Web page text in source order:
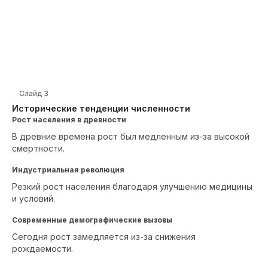
Исторические тенденции численности
Слайд 3
Рост населения в древности
В древние времена рост был медленным из-за высокой
смертности.
Индустриальная революция
Резкий рост населения благодаря улучшению медицины
и условий.
Современные демографические вызовы
Сегодня рост замедляется из-за снижения
рождаемости.